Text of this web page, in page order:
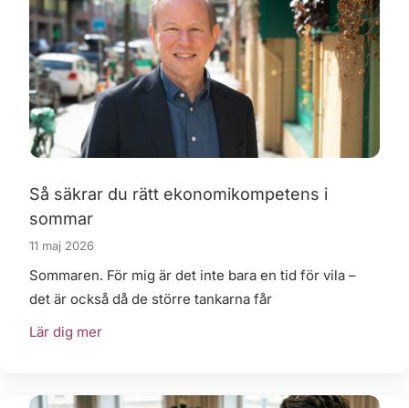
Så säkrar du rätt ekonomikompetens i
sommar
11 maj 2026
Sommaren. För mig är det inte bara en tid för vila –
det är också då de större tankarna får
Lär dig mer